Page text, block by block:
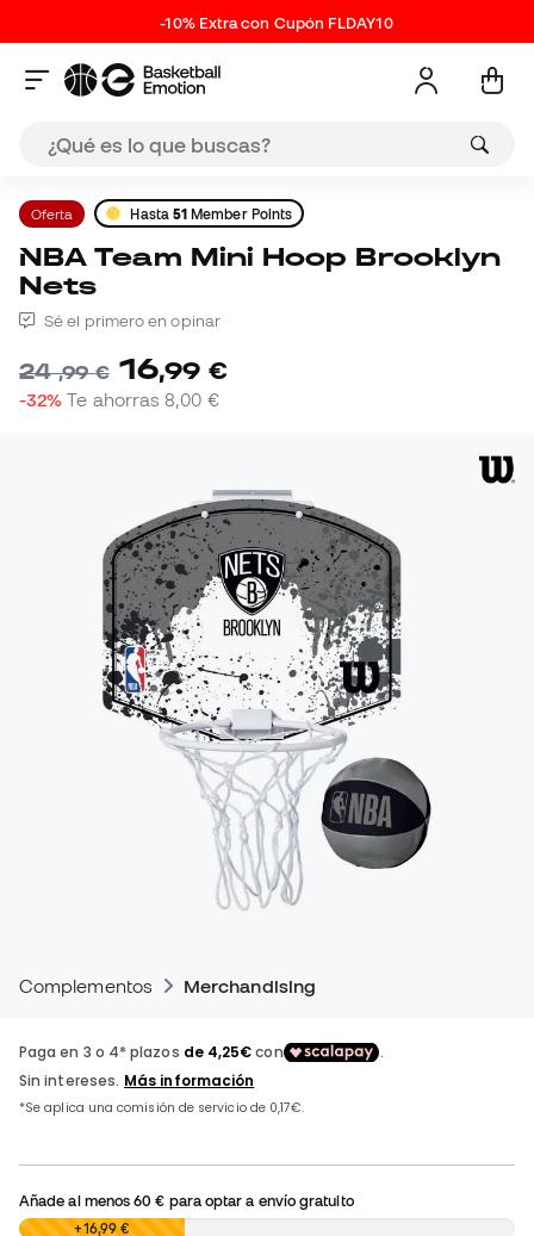
-10% Extra con Cupón FLDAY10
Oferta Hasta 51 Member Points
NBA Team Mini Hoop Brooklyn
Nets
Sé el primero en opinar
24,99 € 16,99 €
-32% Te ahorras8,00 €
Complementos Merchandising
Añade al menos60 € para optar a envío gratuito
0,00 € +16,99 €